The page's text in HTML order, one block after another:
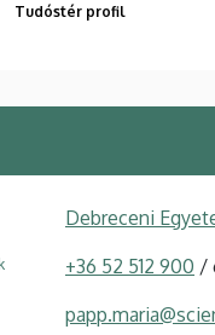
Tudóstér profil
Debreceni
+36 52 512 900 /